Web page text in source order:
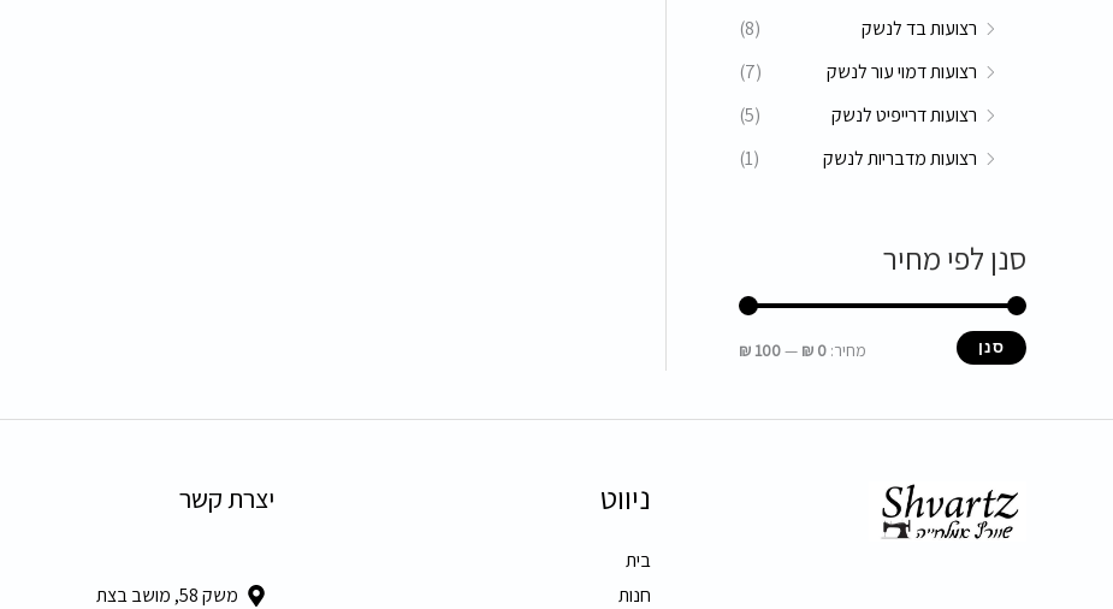
רצועות בד לנשק
(8)
רצועות דמוי עור לנשק
(7)
רצועות דרייפיט לנשק
(5)
רצועות מדבריות לנשק
(1)
סנן לפי מחיר
סנן מחיר: 0 ₪
—
100 ₪
ניווט
בית
חנות
יצרת קשר
משק 58, מושב בצת